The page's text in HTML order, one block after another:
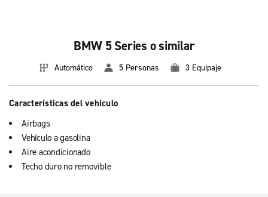
BMW 5 Series o similar
Automático 5 Personas 3 Equipaje
Características del vehículo
Airbags
Vehículo a gasolina
Aire acondicionado
Techo duro no removible